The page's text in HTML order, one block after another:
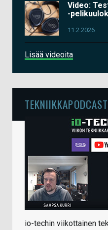
Video:
-
11.2.2026
Lisää videoita
TEKNIIKKAPODCAST
io-techin viikottainen